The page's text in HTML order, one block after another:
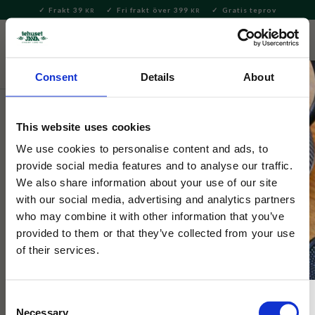
Consent Details About
This website uses cookies
We use cookies to personalise content and ads, to
provide social media features and to analyse our traffic.
We also share information about your use of our site
with our social media, advertising and analytics partners
who may combine it with other information that you’ve
provided to them or that they’ve collected from your use
of their services.
Necessary
Meny
Frakt 39 KR Fri frakt över 399 KR Gratis teprov
Nyheter
Dunoon
Henley Flora Botanica
En kvalitetsmugg full med underbara motiv av blommor.